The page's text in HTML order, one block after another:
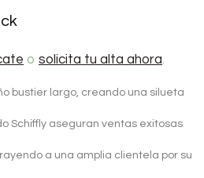
o solicita tu alta ahora.
bustier largo, creando una silueta
Schiffly aseguran ventas exitosas
a una amplia clientela por su